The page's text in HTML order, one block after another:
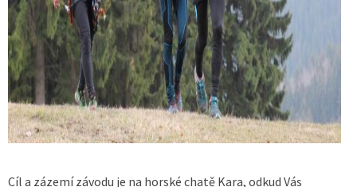
Cíl a zázemí závodu je na horské chatě Kara, odkud Vás